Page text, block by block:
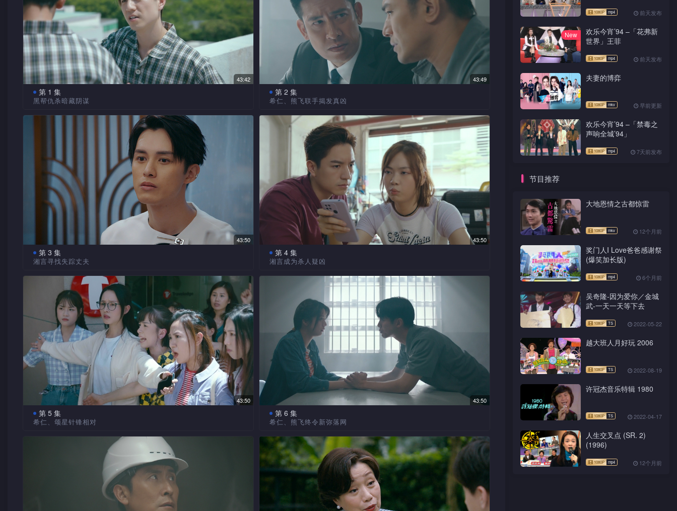
43:42
第 1 集
黑帮仇杀暗藏阴谋
检控官包希仁成功检控本港首宗无尸体、无法证、无认罪的杀
人案被告，却因某些缘故设法令案件重审，令死者的女儿认为他偏
帮被告，怒掷骨灰盅泄忿……五年后，黑帮老大邓车堡遭仇家寻
仇，路过的希仁纵没受伤却被送院诊治。车堡的手下展熊飞知悉希
仁患有镜反射触觉症，能感受别人的痛楚。车堡存活下来，熊飞的
手下杨文顶却代罪而死，文顶的好友白逸桐迁怒熊飞。熊飞打算为
文顶讨回公道，但拒与希仁合作。希仁怀疑仇杀事件另有内情……
43:49
第 2 集
希仁、熊飞联手揭发真凶
逸桐与四位义兄合称「陷空道五鼠」，她决意要找出在逃刀手
下落；律政书记公孙珀使计让车堡的仇家郭奉孝道出刀手身分。逸
桐偷去车堡的手机，遭熊飞截获，察觉熊飞似另有所图。希仁设法
引蛇出洞，在熊飞帮忙下终令害死文顶的真凶被起诉！新来的实习
检控官赵子帧原来是希仁上司赵德敬之子，也是希仁的表弟。希仁
向公孙珀提到当年离开赵家的原因。希仁出席韩国偶像陈新弥的签
唱会，遇上女子秦湘言当众扯开新弥的衣衫，更自称是其妻子！
43:50
第 3 集
湘言寻找失踪丈夫
湘言被控非礼，却称新弥是其失踪丈夫文贵利，重投警队的熊
飞接手此案。希仁、熊飞推断新弥有可能整容及改名换姓。希仁为
见新弥，出席家族饭局，其母赵舟警告不可得罪新弥这个代言人，
希仁却设法试探他。湘言突然认罪，希仁等要查出个中原因……湘
言其后态度大变，拒绝与众人合作。希仁查到湘言曾经流产，怀疑
此事另有内情。希仁等为搜证出席拍卖会，希仁重遇嫂子王颂星，
两人曾有一段旧情。逸桐替熊飞办事，取得新弥的身份证……
43:50
第 4 集
湘言成为杀人疑凶
文贵利与前女友所生的女儿文晶晶疑偷偷来港，湘言找新弥探
问其下落，但不果，担心下向熊飞求助，熊飞成功让她对新弥死
心。湘言收到讯息，往酒店等待与新弥会面，那里却发生堕楼案。
湘言被当成疑犯，颂星出任其辩护律师，希仁怀疑颂星另有目的。
熊飞向认识死者张诗雅的逸桐打探消息，追查下发现诗雅死前曾见
过晶晶……颂星提出以精神错乱作为湘言的抗辩理由，湘言却仍起
用颂星。熊飞找到新弥褓姆车的定位纪录，循这线索追寻晶晶……
43:50
第 5 集
希仁、颂星针锋相对
希仁怀疑新弥与诗雅曾有联络，欲查找证据，颂星阻止并协助
新弥化解危机。颂星为湘言保释，希仁受公众责难。晶晶获寻回并
送院，疑被喂食药物。希仁感错怪颂星，颂星不屑他与家族作对。
诗雅死前曾于庆历集团收购的网站投稿，疑是指控新弥，希仁托徒
弟庞善昱查找投稿遭拒。晶晶醒后称甚么也记不起，熊飞找到关键
录音，与希仁鼓励她说出真相。希仁决定检控新弥，颂星出任新弥
的代表律师，她与希仁针锋相对，扬言在庭上将肆意盘问晶晶！
43:50
第 6 集
希仁、熊飞终令新弥落网
希仁想到令庆历集团放弃新弥的方法，善昱最终交出诗雅的网
络投稿，内有指控新弥的证据。新弥与子宪欲返回韩国，却登上逸
桐的车辆，熊飞设法拦截。新弥否认杀人，此时希仁出示意想不到
的证据！湘言接到新弥来电要求见面，新弥提出出乎意料的要求，
湘言似被说服……拍卖会上，善昱的父亲庞喆鼓励外甥赵子廉投得
天价古画。饶馨仪拿着名贵赤盆到警局报案，声称父亲饶英拔惨
死，鬼魂藏于盆中，众警不相信其说话……
前天发布
New
欢乐今宵’94 –「花弗新
世界」王菲
前天发布
夫妻的博弈
早前更新
欢乐今宵’94 –「禁毒之
声响全城’94」
7天前发布
节目推荐
大地恩情之古都惊雷
12个月前
奖门人I Love爸爸感谢祭
(爆笑加长版)
6个月前
吴奇隆-因为爱你／金城
武-一天一天等下去
2022-05-22
越大班人月好玩 2006
2022-08-19
许冠杰音乐特辑 1980
2022-04-17
人生交叉点 (SR. 2)
(1996)
12个月前